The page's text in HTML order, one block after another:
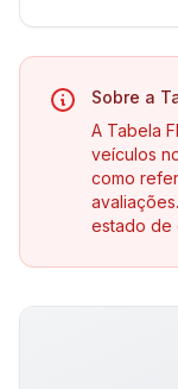
Sobre a
A Tabela
veículos
como
estado de